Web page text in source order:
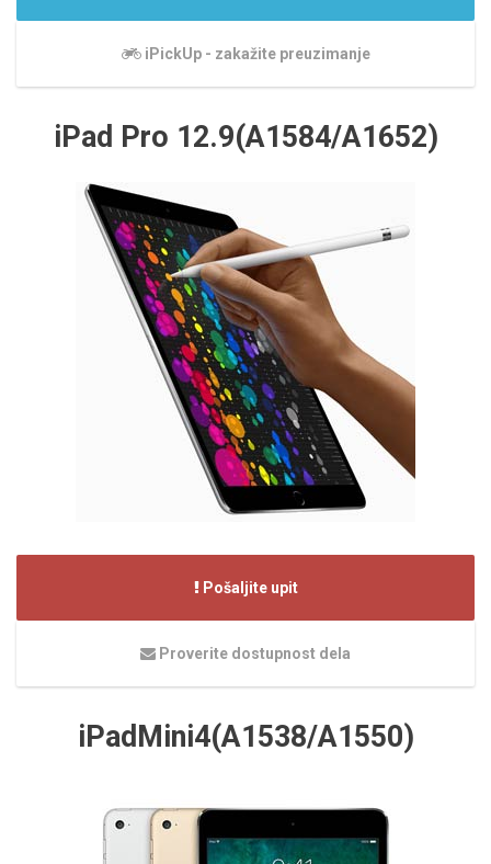
iPickUp - zakažite preuzimanje
iPad Pro 12.9(A1584/A1652)
Pošaljite upit
Proverite dostupnost dela
iPadMini4(A1538/A1550)